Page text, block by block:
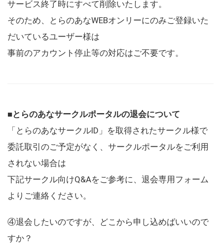
サービス終了時にすべて削除いたします。
そのため、とらのあなWEBオンリーにのみご登録いた
だいているユーザー様は
事前のアカウント停止等の対応はご不要です。
■とらのあなサークルポータルの退会について
「とらのあなサークルID」を取得されたサークル様で
委託取引のご予定がなく、サークルポータルをご利用
されない場合は
下記サークル向けQ&Aをご参考に、退会専用フォーム
よりご連絡ください。
④退会したいのですが、どこから申し込めばいいので
すか？